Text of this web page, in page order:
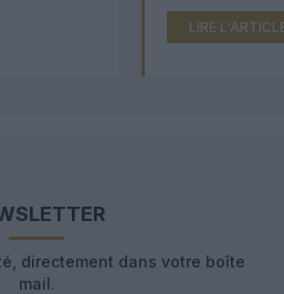
LIRE
directement dans votre boîte
mail.